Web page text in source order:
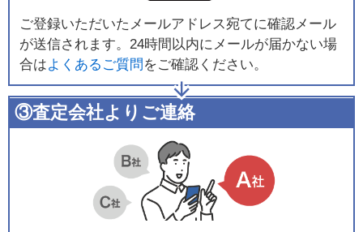
ご登録いただいたメールアドレス宛てに確認メール
が送信されます。24時間以内にメールが届かない場
合はよくあるご質問 をご確認ください。
③査定会社よりご連絡